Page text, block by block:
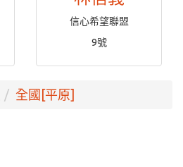
信心希望聯盟
9號
全國[平原]